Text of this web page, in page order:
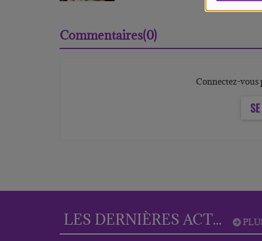
Commentaires(0)
Connectez-vous
LES DERNIÈRES ACTUS